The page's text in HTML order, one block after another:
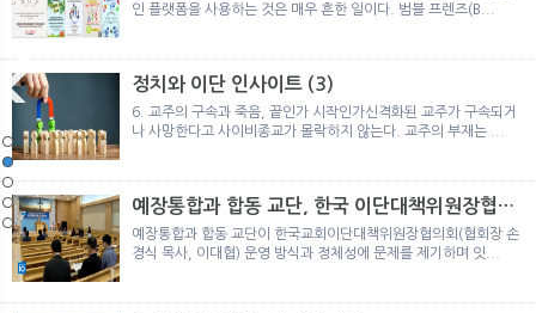
메 검
노르웨이 재판이 남긴 흔적
정통의 가면을 쓴 박옥수 구원파 협력기관
일본 통일교, 해산명령 이후 본격적인 청산 절차 돌입
여호와의 증인 2세와 학교생활
「현대종교」, 주님의교회 민사소송에 승소
노르웨이 재판이 남긴 흔적
정통의 가면을 쓴 박옥수 구원파 협력기관
인 플랫폼을 사용하는 것은 매우 흔한 일이다. 범블 프렌즈(B...
정치와 이단 인사이트 (3)
6. 교주의 구속과 죽음, 끝인가 시작인가신격화된 교주가 구속되거
나 사망한다고 사이비종교가 몰락하지 않는다. 교주의 부재는 ...
예장통합과 합동 교단, 한국 이단대책위원장협의
회 탈퇴
예장통합과 합동 교단이 한국교회이단대책위원장협의회(협회장 손
경식 목사, 이대협) 운영 방식과 정체성에 문제를 제기하며 잇...